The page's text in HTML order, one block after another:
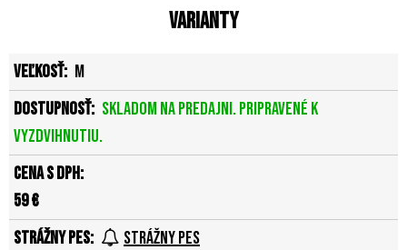
Varianty
M
Skladom na predajni. Pripravené k
vyzdvihnutiu.
59 €
Strážny pes